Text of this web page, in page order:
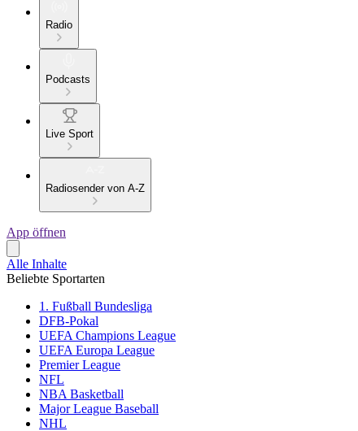
Radio
Podcasts
Live Sport
Radiosender von A-Z
App öffnen
Alle Inhalte
Beliebte Sportarten
1. Fußball Bundesliga
DFB-Pokal
UEFA Champions League
UEFA Europa League
Premier League
NFL
NBA Basketball
Major League Baseball
NHL